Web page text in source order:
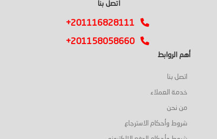
اتصل بنا
+201116828111
+201158058660
أهم الروابط
اتصل بنا
خدمة العملاء
من نحن
شروط وأحكام الاسترجاع